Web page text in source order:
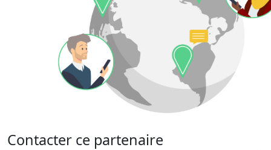
Contacter ce partenaire